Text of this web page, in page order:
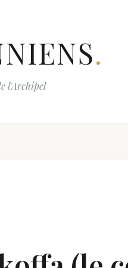
.
l'Archipel